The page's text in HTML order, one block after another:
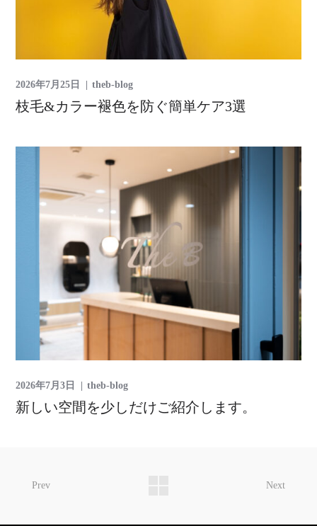
2026年7月25日 theb-blog
枝毛&カラー褪色を防ぐ簡単ケア3選
2026年7月3日 theb-blog
新しい空間を少しだけご紹介します。
Prev Next